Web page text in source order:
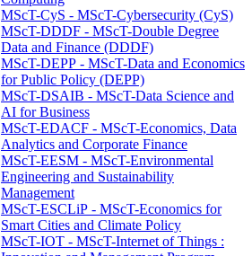
MScT-CyS - MScT-Cybersecurity (CyS)
MScT-DDDF - MScT-Double Degree
Data and Finance (DDDF)
MScT-DEPP - MScT-Data and Economics
for Public Policy (DEPP)
MScT-DSAIB - MScT-Data Science and
AI for Business
MScT-EDACF - MScT-Economics, Data
Analytics and Corporate Finance
MScT-EESM - MScT-Environmental
Engineering and Sustainability
Management
MScT-ESCLiP - MScT-Economics for
Smart Cities and Climate Policy
MScT-IOT - MScT-Internet of Things :